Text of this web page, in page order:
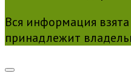
Вся информация
принадлежит